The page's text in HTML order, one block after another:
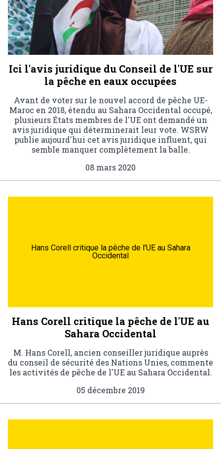
Ici l'avis juridique du Conseil de l'UE sur
la pêche en eaux occupées
Avant de voter sur le nouvel accord de pêche UE-
Maroc en 2018, étendu au Sahara Occidental occupé,
plusieurs États membres de l'UE ont demandé un
avis juridique qui déterminerait leur vote. WSRW
publie aujourd'hui cet avis juridique influent, qui
semble manquer complètement la balle.
08 mars 2020
Hans Corell critique la pêche de l'UE au Sahara
Occidental
Hans Corell critique la pêche de l'UE au
Sahara Occidental
M. Hans Corell, ancien conseiller juridique auprès
du conseil de sécurité des Nations Unies, commente
les activités de pêche de l'UE au Sahara Occidental.
05 décembre 2019